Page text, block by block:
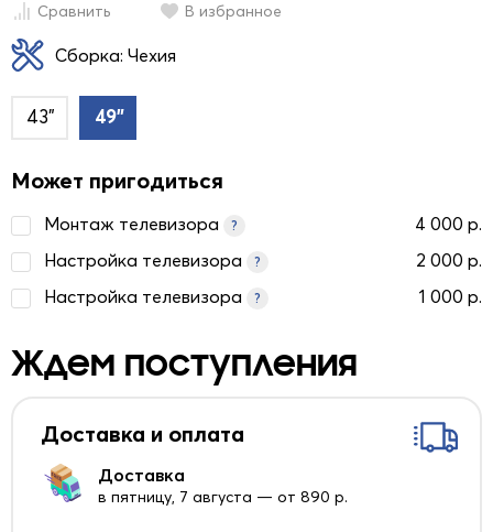
Сравнить В избранное
Сборка: Чехия
43" 49"
Может пригодиться
Монтаж телевизора ?
4 000 р.
Настройка телевизора
?
2 000 р.
Настройка телевизора
? 1 000 р.
Ждем поступления
Доставка и оплата
Доставка
в пятницу, 7 августа — от 890 р.